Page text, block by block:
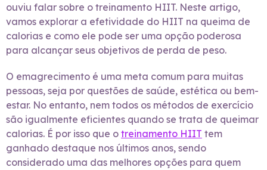
ouviu falar sobre o treinamento HIIT. Neste artigo,
vamos explorar a efetividade do HIIT na queima de
calorias e como ele pode ser uma opção poderosa
para alcançar seus objetivos de perda de peso.
O emagrecimento é uma meta comum para muitas
pessoas, seja por questões de saúde, estética ou bem-
estar. No entanto, nem todos os métodos de exercício
são igualmente eficientes quando se trata de queimar
calorias. É por isso que o treinamento HIIT tem
ganhado destaque nos últimos anos, sendo
considerado uma das melhores opções para quem